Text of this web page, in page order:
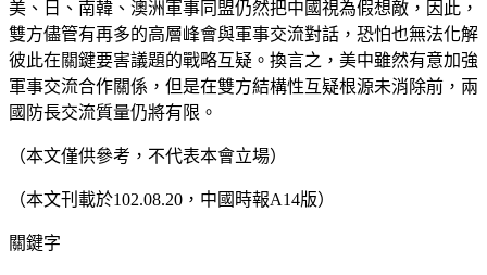
美、日、南韓、澳洲軍事同盟仍然把中國視為假想敵，因此，
雙方儘管有再多的高層峰會與軍事交流對話，恐怕也無法化解
彼此在關鍵要害議題的戰略互疑。換言之，美中雖然有意加強
軍事交流合作關係，但是在雙方結構性互疑根源未消除前，兩
國防長交流質量仍將有限。
（本文僅供參考，不代表本會立場）
（本文刊載於102.08.20，中國時報A14版）
關鍵字